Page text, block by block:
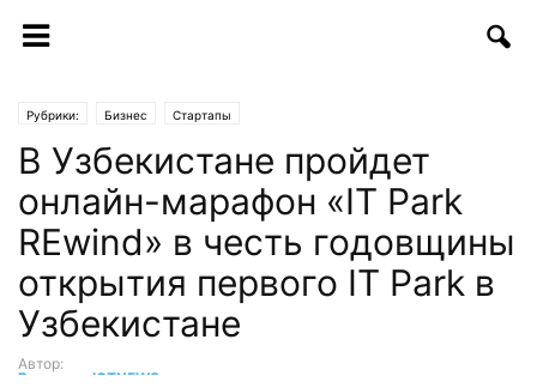
Рубрики: Бизнес Стартапы
В Узбекистане пройдет
онлайн-марафон «IT Park
REwind» в честь годовщины
открытия первого IT Park в
Узбекистане
Автор:
Редакция ICTNEWS